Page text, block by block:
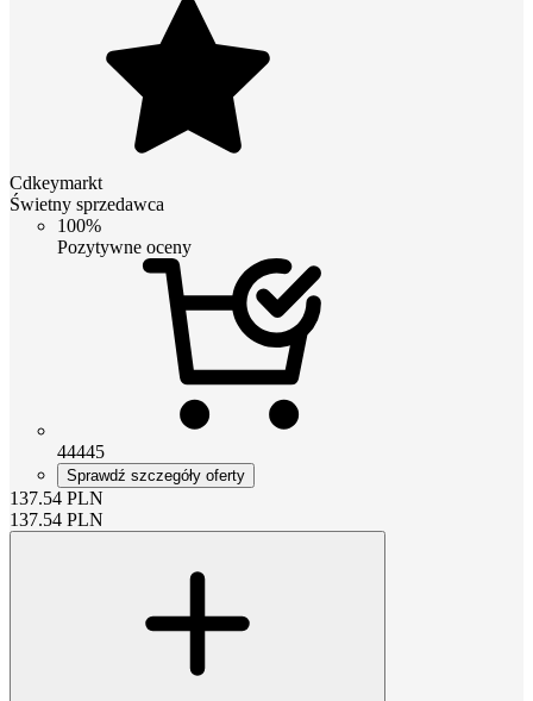
Cdkeymarkt
Świetny sprzedawca
100%
Pozytywne oceny
44445
Sprawdź szczegóły oferty
137.54 PLN
137.54 PLN